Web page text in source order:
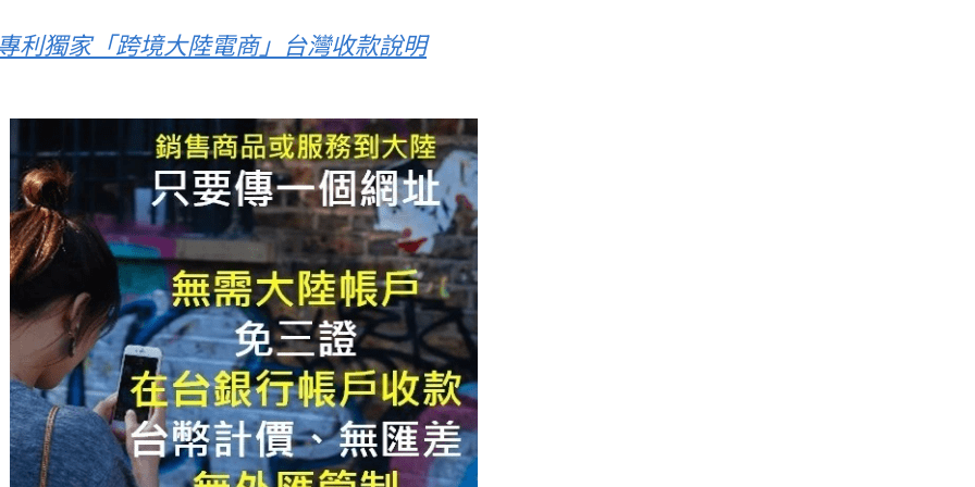
利獨家「跨境大陸電商」台灣收款說明